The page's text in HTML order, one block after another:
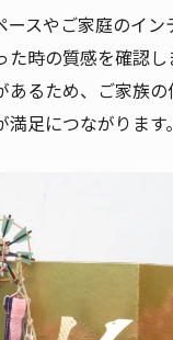
ースやご家庭のイン
た時の質感を確認
あるため、ご家族
足につながります。